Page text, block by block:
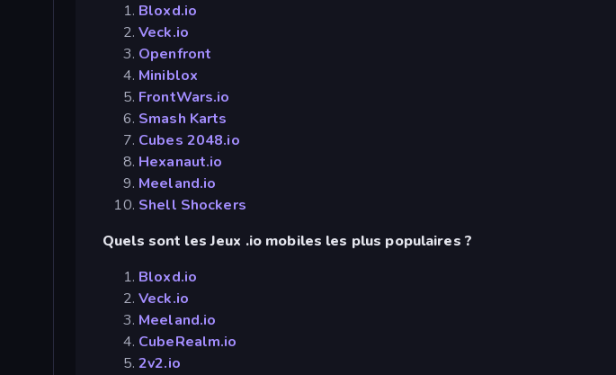
Bloxd.io
Veck.io
Openfront
Miniblox
FrontWars.io
Smash Karts
Cubes 2048.io
Hexanaut.io
Meeland.io
Shell Shockers
Quels sont les Jeux .io mobiles les plus populaires ?
Bloxd.io
Veck.io
Meeland.io
CubeRealm.io
2v2.io